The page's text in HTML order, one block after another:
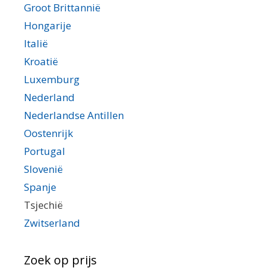
Groot Brittannië
Hongarije
Italië
Kroatië
Luxemburg
Nederland
Nederlandse Antillen
Oostenrijk
Portugal
Slovenië
Spanje
Tsjechië
Zwitserland
Zoek op prijs